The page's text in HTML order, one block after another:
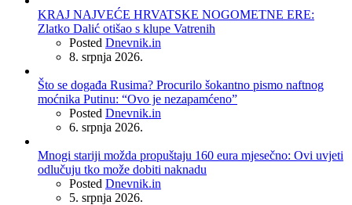
KRAJ NAJVEĆE HRVATSKE NOGOMETNE ERE:
Zlatko Dalić otišao s klupe Vatrenih
Posted Dnevnik.in
8. srpnja 2026.
Što se događa Rusima? Procurilo šokantno pismo naftnog
moćnika Putinu: “Ovo je nezapamćeno”
Posted Dnevnik.in
6. srpnja 2026.
Mnogi stariji možda propuštaju 160 eura mjesečno: Ovi uvjeti
odlučuju tko može dobiti naknadu
Posted Dnevnik.in
5. srpnja 2026.